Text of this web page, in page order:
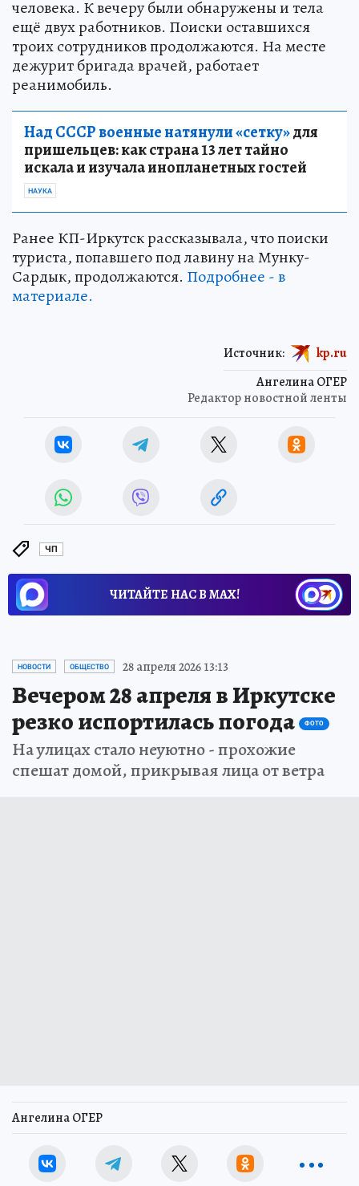
человека. К вечеру были обнаружены и тела
ещё двух работников. Поиски оставшихся
троих сотрудников продолжаются. На месте
дежурит бригада врачей, работает
реанимобиль.
Над СССР военные натянули «сетку»для
пришельцев: как страна 13 лет тайно
искала и изучала инопланетных гостей
НАУКА
Ранее КП-Иркутск рассказывала, что поиски
туриста, попавшего под лавину на Мунку-
Сардык, продолжаются. Подробнее - в
материале.
Ангелина ОГЕР
Редактор новостной ленты
Источник: kp.ru
ЧП
ЧИТАЙТЕ НАС В МАХ!
НОВОСТИ ОБЩЕСТВО 28 апреля 2026 13:13
Вечером 28 апреля в Иркутске
резко испортилась погода
ФОТО
На улицах стало неуютно - прохожие
спешат домой, прикрывая лица от ветра
Ангелина ОГЕР